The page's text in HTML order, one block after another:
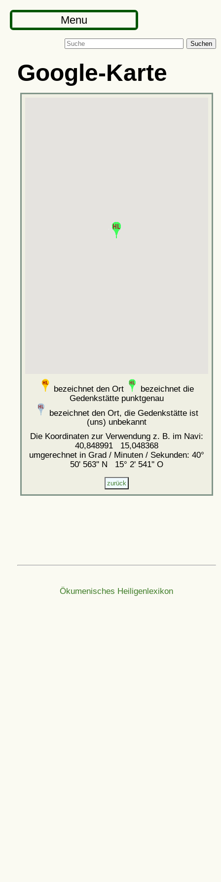
Menu
Suchen
Google-Karte
bezeichnet den Ort
bezeichnet die
Gedenkstätte punktgenau
bezeichnet den Ort, die Gedenkstätte ist
(uns) unbekannt
Die Koordinaten zur Verwendung z. B. im Navi:
40,848991 15,048368
umgerechnet in Grad / Minuten / Sekunden: 40°
50' 563'' N 15° 2' 541'' O
Ökumenisches Heiligenlexikon